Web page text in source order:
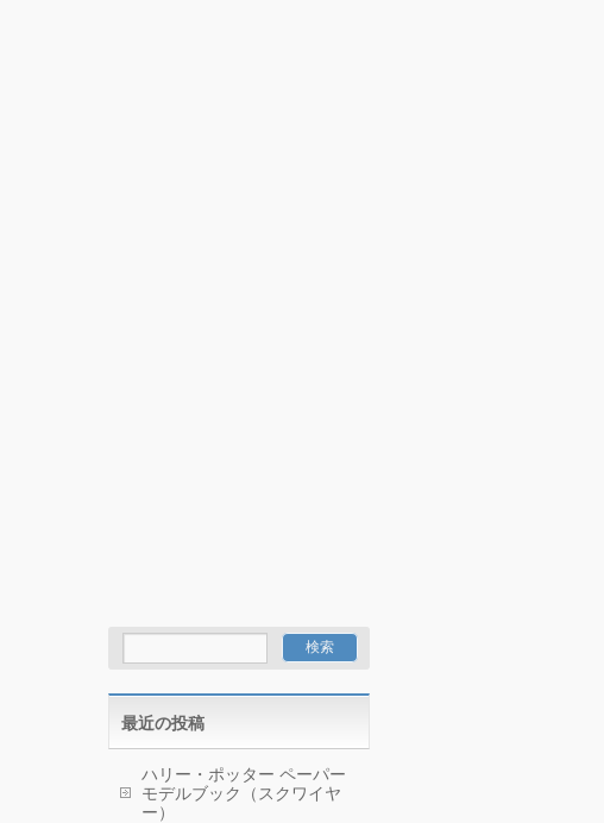
最近の投稿
ハリー・ポッター ペーパー
モデルブック（スクワイヤ
ー）